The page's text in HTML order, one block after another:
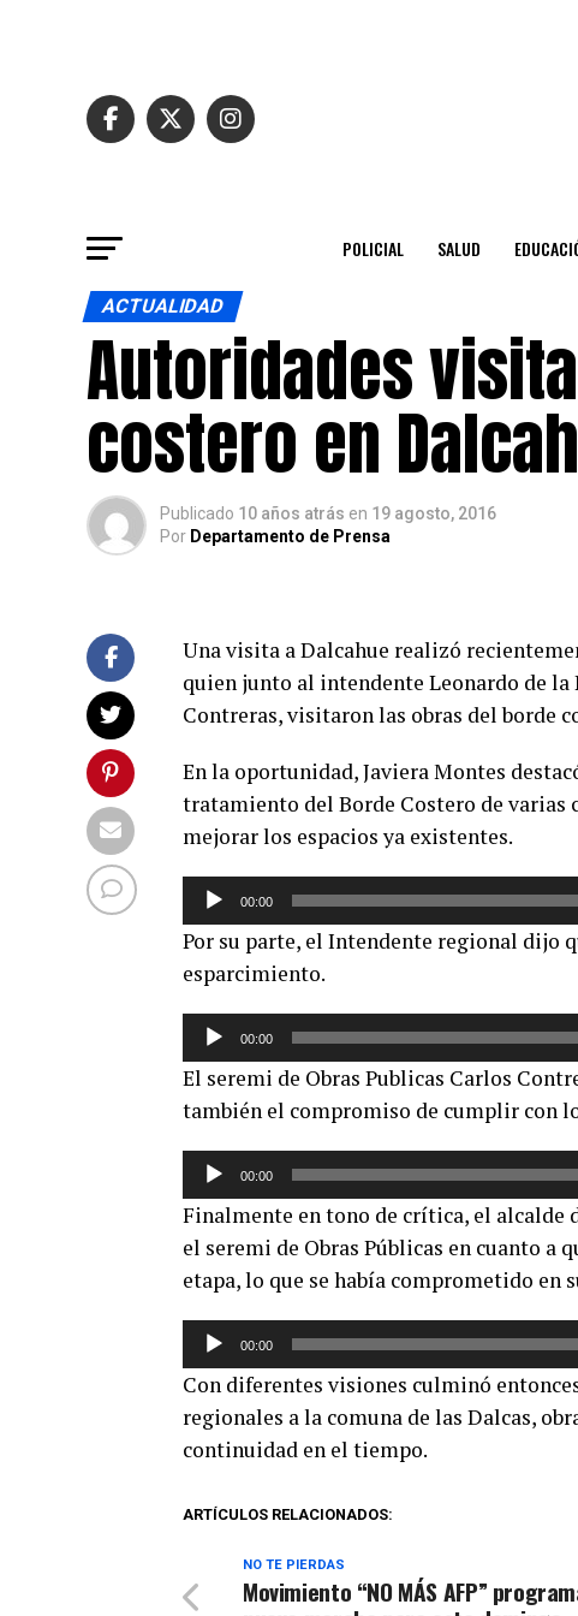
POLICIAL SALUD
ACTUALIDAD
Autoridades
costero en
Publicado 10 años atrás en 19 agosto, 2016
Por Departamento de Prensa
Una visita a Dalcahue realizó
quien junto al intendente Leonardo de la
Contreras, visitaron las obras del borde
En la oportunidad, Javiera Montes
tratamiento del Borde Costero de varias
mejorar los espacios ya existentes.
Reproductor
audio
00:00
Por su parte, el Intendente regional dijo
esparcimiento.
Reproductor
audio
00:00
El seremi de Obras Publicas Carlos
también el compromiso de cumplir con
Reproductor
audio
00:00
Finalmente en tono de crítica, el alcalde
el seremi de Obras Públicas en cuanto a
etapa, lo que se había comprometido en
Reproductor
audio
00:00
Con diferentes visiones culminó
regionales a la comuna de las Dalcas,
continuidad en el tiempo.
ARTÍCULOS RELACIONADOS:
NO TE PIERDAS
Movimiento “NO MÁS AFP”